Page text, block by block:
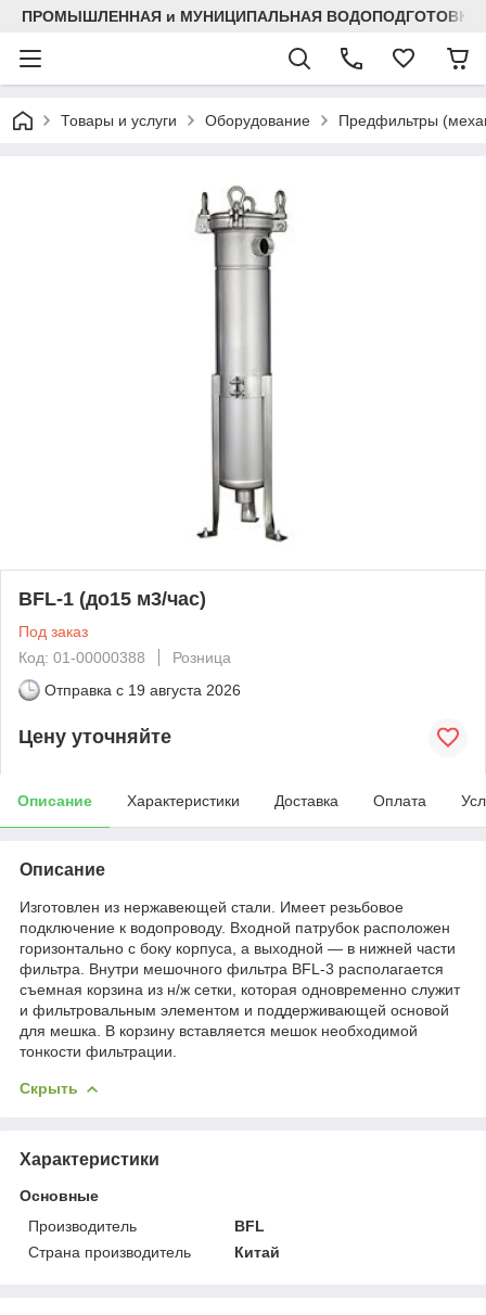
ПРОМЫШЛЕННАЯ и МУНИЦИПАЛЬНАЯ ВОДОПОДГОТОВКА
Товары и услуги Оборудование Предфильтры
BFL-1 (до15 м3/час)
Под заказ
Код: 01-00000388
Розница
Отправка с 19 августа 2026
Цену уточняйте
Описание Характеристики Доставка Оплата
Описание
Изготовлен из нержавеющей стали. Имеет резьбовое
подключение к водопроводу. Входной патрубок расположен
горизонтально с боку корпуса, а выходной — в нижней части
фильтра. Внутри мешочного фильтра BFL-3 располагается
съемная корзина из н/ж сетки, которая одновременно служит
и фильтровальным элементом и поддерживающей основой
для мешка. В корзину вставляется мешок необходимой
тонкости фильтрации.
Скрыть
Характеристики
Основные
Производитель
BFL
Страна производитель
Китай